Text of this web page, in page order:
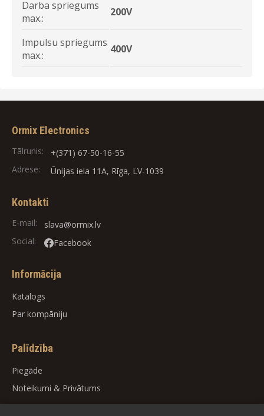
Darba spriegums
max.:
200V
Impulsu spriegums
max.:
400V
Ormix Electronics
Tālrunis:
+(371) 67-50-16-55
Adrese:
Ūnijas iela 11A, Rīga, LV-1039
Kontakti
E-mail:
slava@ormix.lv
Social:
Facebook
Informācija
Katalogs
Par kompāniju
Palīdzība
Piegāde
Noteikumi & Privātums